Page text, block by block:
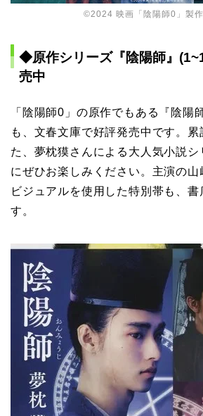
©2024 映画「陰陽師0」製
◆原作シリーズ『陰陽師』
売中
「陰陽師0」の原作でもある『陰陽
も、文春文庫で好評発売中です。
た、夢枕獏さんによる大人気小説シ
にぜひお楽しみください。主演の
ビジュアルを使用した特別帯も、
す。